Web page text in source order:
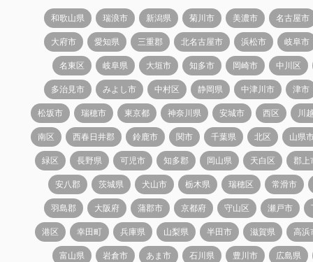
和歌山県 瑞浪市 新潟県 菊川市 美濃市 名古屋市
大府市 愛知県 三重郡 北名古屋市 浜松市 岐阜市
名東区 岐阜県 大垣市 知多市 岡崎市 中川区
多治見市 みよし市 中村区 静岡県 中津川市 津市
松坂市 瑞穂市 東京都 神奈川県 安城市 西区 川
南区 西春日井郡 鈴鹿市 関市 千葉県 北区 山県
緑区 長野県 可児市 知多郡 岡山県 天白区 郡上
安八郡 茨城県 犬山市 栃木県 瑞穂区 常滑市
羽島郡 大阪府 蒲郡市 京都府 守山区 瀬戸市
港区 幸田町 兵庫県 山梨県 半田市 滋賀県 高浜
富山県 岩倉市 あま市 石川県 豊川市 広島県